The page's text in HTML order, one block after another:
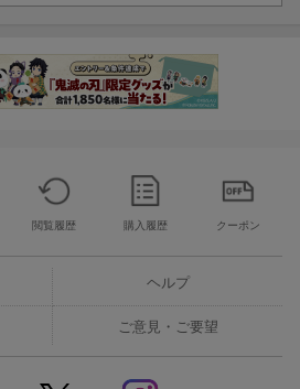
閲覧履歴 購入履歴 クーポン
ヘルプ
ご意見・ご要望